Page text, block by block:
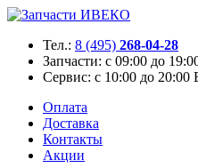
Тел.: 8 (495) 268-04-28
Запчасти: с 09:00 до
Сервис: с 10:00 до 20:00
Оплата
Доставка
Контакты
Акции